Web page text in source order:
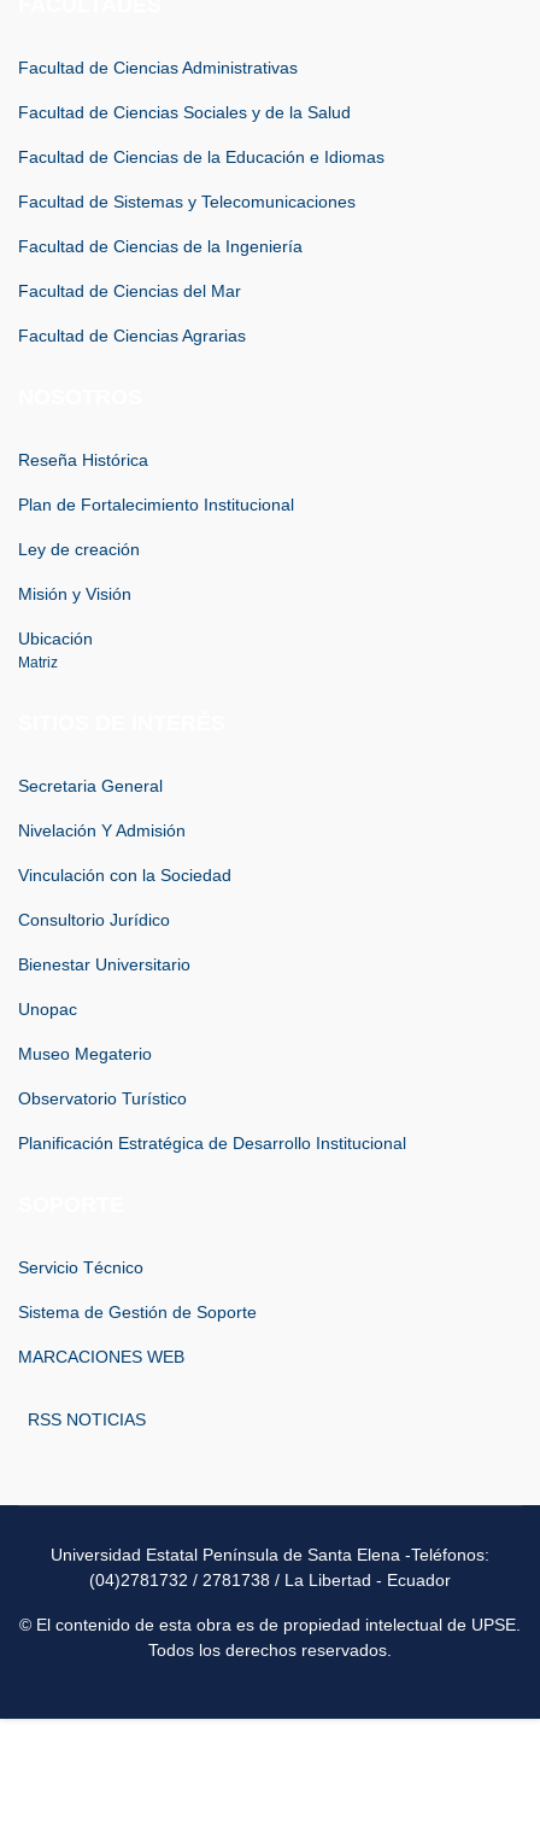
Facultad de Ciencias Administrativas
Facultad de Ciencias Sociales y de la Salud
Facultad de Ciencias de la Educación e Idiomas
Facultad de Sistemas y Telecomunicaciones
Facultad de Ciencias de la Ingeniería
Facultad de Ciencias del Mar
Facultad de Ciencias Agrarias
Reseña Histórica
Plan de Fortalecimiento Institucional
Ley de creación
Misión y Visión
Ubicación
Matriz
Secretaria General
Nivelación Y Admisión
Vinculación con la Sociedad
Consultorio Jurídico
Bienestar Universitario
Unopac
Museo Megaterio
Observatorio Turístico
Planificación Estratégica de Desarrollo Institucional
Servicio Técnico
Sistema de Gestión de Soporte
MARCACIONES WEB
RSS NOTICIAS
Universidad Estatal Península de Santa Elena -Teléfonos:
(04)2781732 / 2781738 / La Libertad - Ecuador
© El contenido de esta obra es de propiedad intelectual de UPSE.
Todos los derechos reservados.